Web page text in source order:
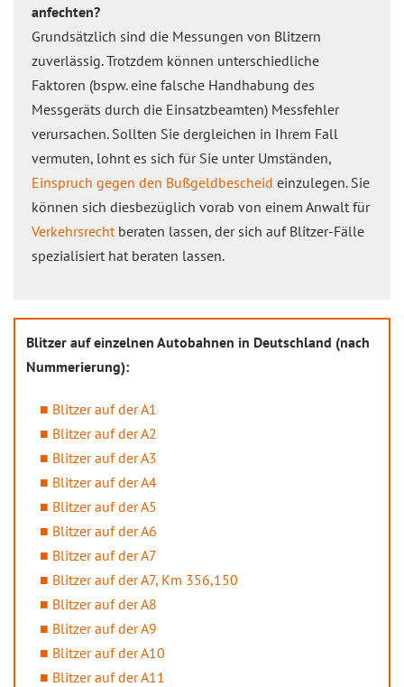
anfechten?
Grundsätzlich sind die Messungen von Blitzern
zuverlässig. Trotzdem können unterschiedliche
Faktoren (bspw. eine falsche Handhabung des
Messgeräts durch die Einsatzbeamten) Messfehler
verursachen. Sollten Sie dergleichen in Ihrem Fall
vermuten, lohnt es sich für Sie unter Umständen,
Einspruch gegen den Bußgeldbescheid einzulegen. Sie
können sich diesbezüglich vorab von einem Anwalt für
Verkehrsrechtberaten lassen, der sich auf Blitzer-Fälle
spezialisiert hat beraten lassen.
Blitzer auf einzelnen Autobahnen in Deutschland (nach
Nummerierung):
Blitzer auf der A1
Blitzer auf der A2
Blitzer auf der A3
Blitzer auf der A4
Blitzer auf der A5
Blitzer auf der A6
Blitzer auf der A7
Blitzer auf der A7, Km 356,150
Blitzer auf der A8
Blitzer auf der A9
Blitzer auf der A10
Blitzer auf der A11